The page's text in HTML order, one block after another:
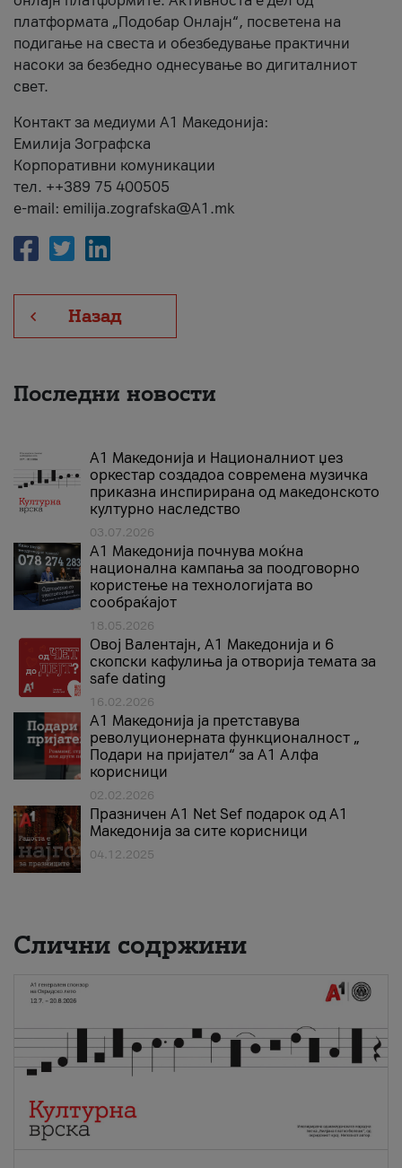
платформата „Подобар Онлајн“, посветена на
подигање на свеста и обезбедување практични
насоки за безбедно однесување во дигиталниот
свет.
Контакт за медиуми А1 Македонија:
Емилија Зографска
Корпоративни комуникации
тел. ++389 75 400505
e-mail: emilija.zografska@A1.mk
Назад
Последни новости
А1 Македонија и Националниот џез
оркестар создадоа современа музичка
приказна инспирирана од македонското
културно наследство
03.07.2026
A1 Македонија почнува моќна
национална кампања за поодговорно
користење на технологијата во
сообраќајот
18.05.2026
Овој Валентајн, A1 Македонија и 6
скопски кафулиња ја отворија темата за
safe dating
16.02.2026
А1 Македонија ја претставува
револуционерната функционалност „
Подари на пријател“ за А1 Алфа
корисници
02.02.2026
Празничен A1 Net Sеf подарок од А1
Македонија за сите корисници
04.12.2025
Слични содржини